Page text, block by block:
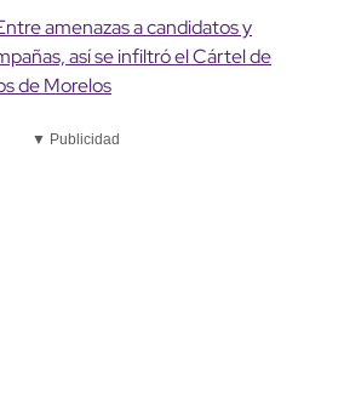
amenazas a candidatos y
así se infiltró el Cártel de
de Morelos
▼ Publicidad